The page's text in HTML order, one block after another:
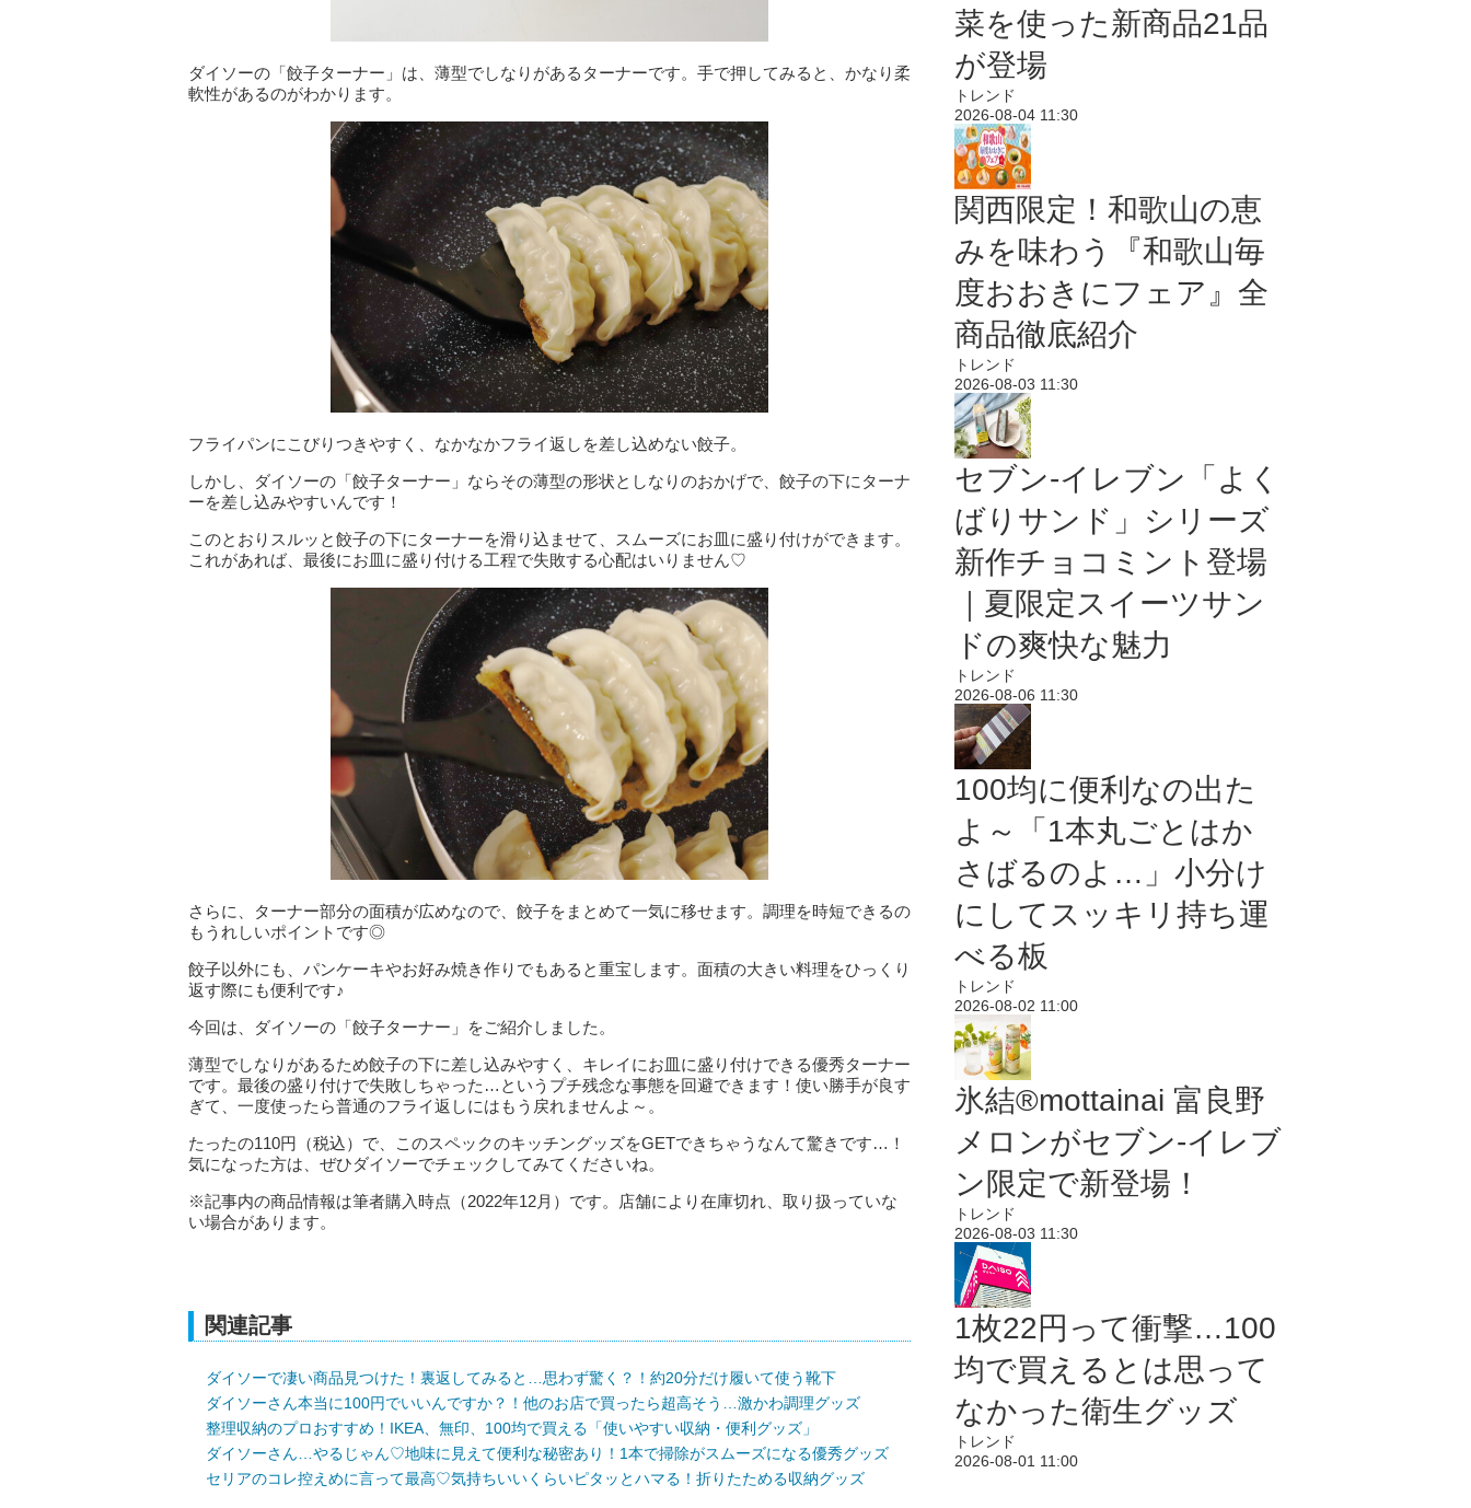
ダイソーの「餃子ターナー」は、薄型でしなりがあるターナーです。手で押してみると、かなり柔
軟性があるのがわかります。
フライパンにこびりつきやすく、なかなかフライ返しを差し込めない餃子。
しかし、ダイソーの「餃子ターナー」ならその薄型の形状としなりのおかげで、餃子の下にターナ
ーを差し込みやすいんです！
このとおりスルッと餃子の下にターナーを滑り込ませて、スムーズにお皿に盛り付けができます。
これがあれば、最後にお皿に盛り付ける工程で失敗する心配はいりません♡
さらに、ターナー部分の面積が広めなので、餃子をまとめて一気に移せます。調理を時短できるの
もうれしいポイントです◎
餃子以外にも、パンケーキやお好み焼き作りでもあると重宝します。面積の大きい料理をひっくり
返す際にも便利です♪
今回は、ダイソーの「餃子ターナー」をご紹介しました。
薄型でしなりがあるため餃子の下に差し込みやすく、キレイにお皿に盛り付けできる優秀ターナー
です。最後の盛り付けで失敗しちゃった…というプチ残念な事態を回避できます！使い勝手が良す
ぎて、一度使ったら普通のフライ返しにはもう戻れませんよ～。
たったの110円（税込）で、このスペックのキッチングッズをGETできちゃうなんて驚きです…！
気になった方は、ぜひダイソーでチェックしてみてくださいね。
※記事内の商品情報は筆者購入時点（2022年12月）です。店舗により在庫切れ、取り扱っていな
い場合があります。
関連記事
ダイソーで凄い商品見つけた！裏返してみると…思わず驚く？！約20分だけ履いて使う靴下
ダイソーさん本当に100円でいいんですか？！他のお店で買ったら超高そう…激かわ調理グッズ
整理収納のプロおすすめ！IKEA、無印、100均で買える「使いやすい収納・便利グッズ」
ダイソーさん…やるじゃん♡地味に見えて便利な秘密あり！1本で掃除がスムーズになる優秀グッズ
セリアのコレ控えめに言って最高♡気持ちいいくらいピタッとハマる！折りたためる収納グッズ
菜を使った新商品21品
が登場
トレンド
2026-08-04 11:30
関西限定！和歌山の恵
みを味わう『和歌山毎
度おおきにフェア』全
商品徹底紹介
トレンド
2026-08-03 11:30
セブン‐イレブン「よく
ばりサンド」シリーズ
新作チョコミント登場
｜夏限定スイーツサン
ドの爽快な魅力
トレンド
2026-08-06 11:30
100均に便利なの出た
よ～「1本丸ごとはか
さばるのよ…」小分け
にしてスッキリ持ち運
べる板
トレンド
2026-08-02 11:00
氷結®mottainai 富良野
メロンがセブン‐イレブ
ン限定で新登場！
トレンド
2026-08-03 11:30
1枚22円って衝撃…100
均で買えるとは思って
なかった衛生グッズ
トレンド
2026-08-01 11:00